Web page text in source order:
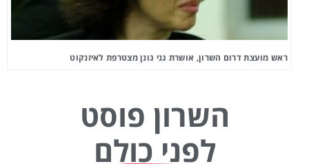
ראש מועצת דרום השרון, אושרת גני גונן מצטרפת לאיזנקוט
השרון פוסט
לפני כולם